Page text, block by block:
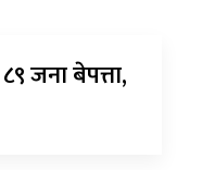
जना बेपत्ता,